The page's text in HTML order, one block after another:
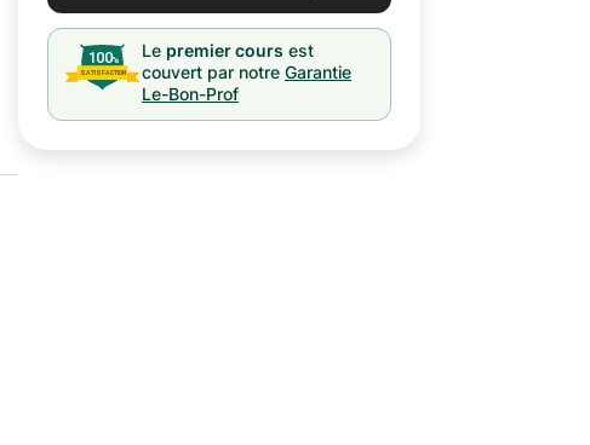
Le premier cours est
couvert par notre Garantie
Le-Bon-Prof